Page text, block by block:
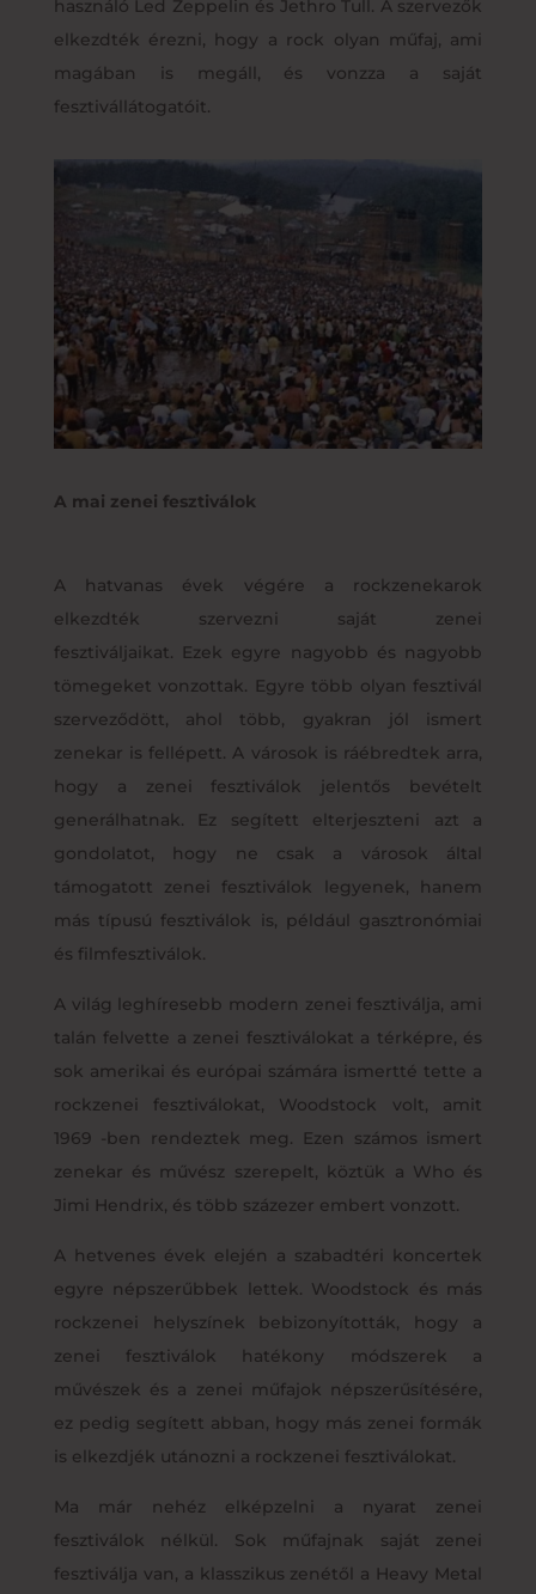
használó Led Zeppelin és Jethro Tull. A szervezők
elkezdték érezni, hogy a rock olyan műfaj, ami
magában is megáll, és vonzza a saját
fesztivállátogatóit.
A mai zenei fesztiválok
A hatvanas évek végére a rockzenekarok
elkezdték szervezni saját zenei
fesztiváljaikat. Ezek egyre nagyobb és nagyobb
tömegeket vonzottak. Egyre több olyan fesztivál
szerveződött, ahol több, gyakran jól ismert
zenekar is fellépett. A városok is ráébredtek arra,
hogy a zenei fesztiválok jelentős bevételt
generálhatnak. Ez segített elterjeszteni azt a
gondolatot, hogy ne csak a városok által
támogatott zenei fesztiválok legyenek, hanem
más típusú fesztiválok is, például gasztronómiai
és filmfesztiválok.
A világ leghíresebb modern zenei fesztiválja, ami
talán felvette a zenei fesztiválokat a térképre, és
sok amerikai és európai számára ismertté tette a
rockzenei fesztiválokat, Woodstock volt, amit
1969 -ben rendeztek meg. Ezen számos ismert
zenekar és művész szerepelt, köztük a Who és
Jimi Hendrix, és több százezer embert vonzott.
A hetvenes évek elején a szabadtéri koncertek
egyre népszerűbbek lettek. Woodstock és más
rockzenei helyszínek bebizonyították, hogy a
zenei fesztiválok hatékony módszerek a
művészek és a zenei műfajok népszerűsítésére,
ez pedig segített abban, hogy más zenei formák
is elkezdjék utánozni a rockzenei fesztiválokat.
Ma már nehéz elképzelni a nyarat zenei
fesztiválok nélkül. Sok műfajnak saját zenei
fesztiválja van, a klasszikus zenétől a Heavy Metal